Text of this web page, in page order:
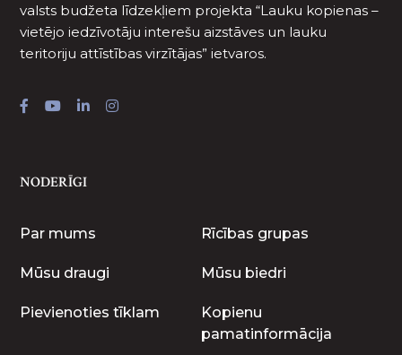
valsts budžeta līdzekļiem projekta “Lauku kopienas –
vietējo iedzīvotāju interešu aizstāves un lauku
teritoriju attīstības virzītājas” ietvaros.
NODERĪGI
Par mums Rīcības grupas
Mūsu draugi Mūsu biedri
Pievienoties tīklam
Kopienu
pamatinformācija